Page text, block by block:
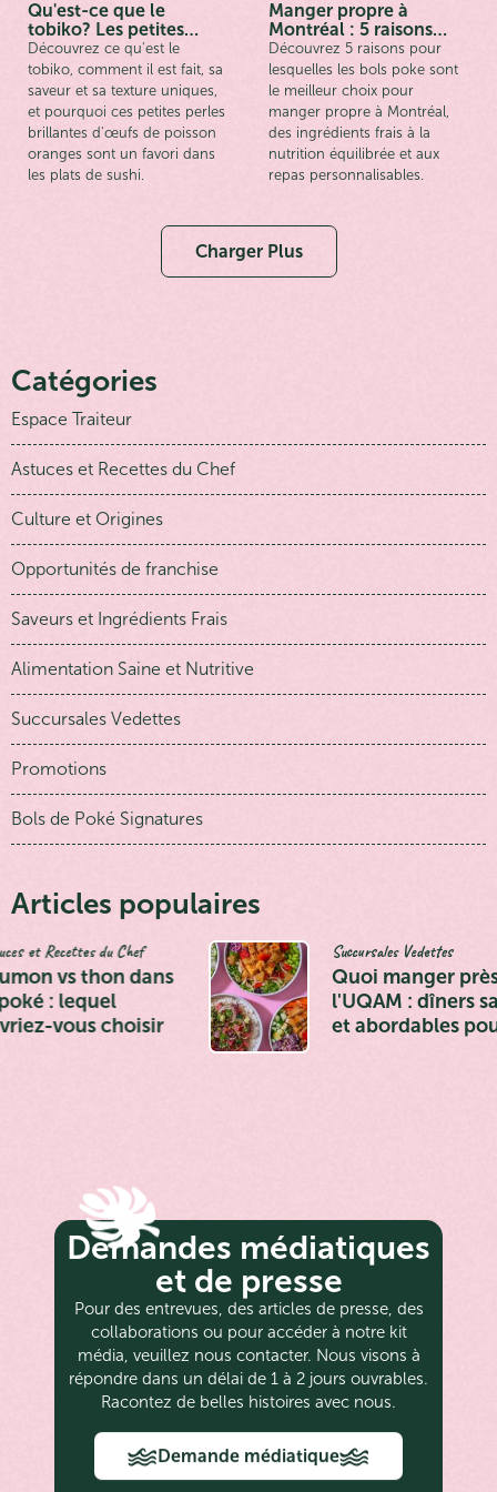
Qu'est-ce que le
tobiko? Les petites
perles oranges qui
changent tout
Découvrez ce qu'est le
tobiko, comment il est fait, sa
saveur et sa texture uniques,
et pourquoi ces petites perles
brillantes d'œufs de poisson
oranges sont un favori dans
les plats de sushi.
Manger propre à
Montréal : 5 raisons
pour lesquelles les bols
poke sont votre
meilleure option
Découvrez 5 raisons pour
lesquelles les bols poke sont
le meilleur choix pour
manger propre à Montréal,
des ingrédients frais à la
nutrition équilibrée et aux
repas personnalisables.
Charger Plus
Catégories
Espace Traiteur
Astuces et Recettes du Chef
Culture et Origines
Opportunités de franchise
Saveurs et Ingrédients Frais
Alimentation Saine et Nutritive
Succursales Vedettes
Promotions
Bols de Poké Signatures
Articles populaires
Succursales Vedettes
Quoi manger près de
l'UQAM : dîners santé
et abordables pour les
étudiants
Demandes médiatiques
et de presse
Pour des entrevues, des articles de presse, des
collaborations ou pour accéder à notre kit
média, veuillez nous contacter. Nous visons à
répondre dans un délai de 1 à 2 jours ouvrables.
Racontez de belles histoires avec nous.
Demande médiatique